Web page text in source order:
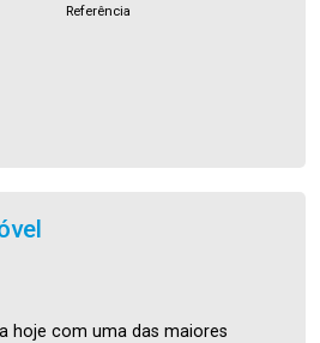
Referência
hoje com uma das maiores